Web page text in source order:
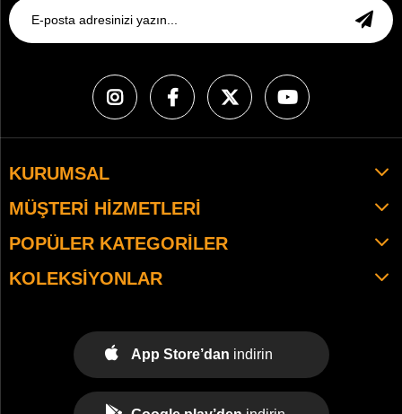
KURUMSAL
MÜŞTERI HIZMETLERI
POPÜLER KATEGORILER
KOLEKSIYONLAR
App Store’dan indirin